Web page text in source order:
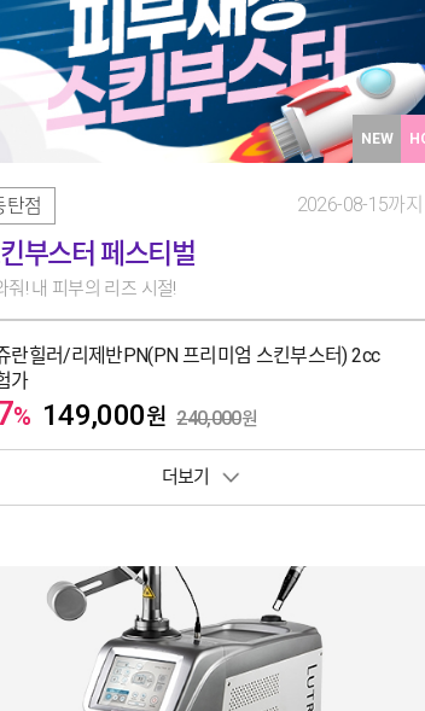
NEW
탄점 2026-08-15까지
부스터 페스티벌
줘! 내 피부의 리즈 시절!
란힐러/리제반PN(PN 프리미엄 스킨부스터) 2cc
가
% 149,000원 240,000원
보기 토글